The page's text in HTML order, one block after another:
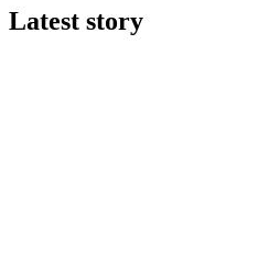
Latest story